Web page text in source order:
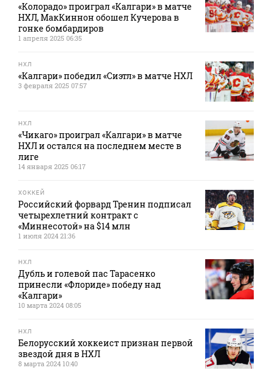
«Колорадо» проиграл «Калгари» в матче
НХЛ, МакКиннон обошел Кучерова в
гонке бомбардиров
1 апреля 2025 06:35
НХЛ
«Калгари» победил «Сиэтл» в матче НХЛ
3 февраля 2025 07:57
НХЛ
«Чикаго» проиграл «Калгари» в матче
НХЛ и остался на последнем месте в
лиге
14 января 2025 06:17
ХОККЕЙ
Российский форвард Тренин подписал
четырехлетний контракт с
«Миннесотой» на $14 млн
1 июля 2024 21:36
НХЛ
Дубль и голевой пас Тарасенко
принесли «Флориде» победу над
«Калгари»
10 марта 2024 08:05
НХЛ
Белорусский хоккеист признан первой
звездой дня в НХЛ
8 марта 2024 10:40